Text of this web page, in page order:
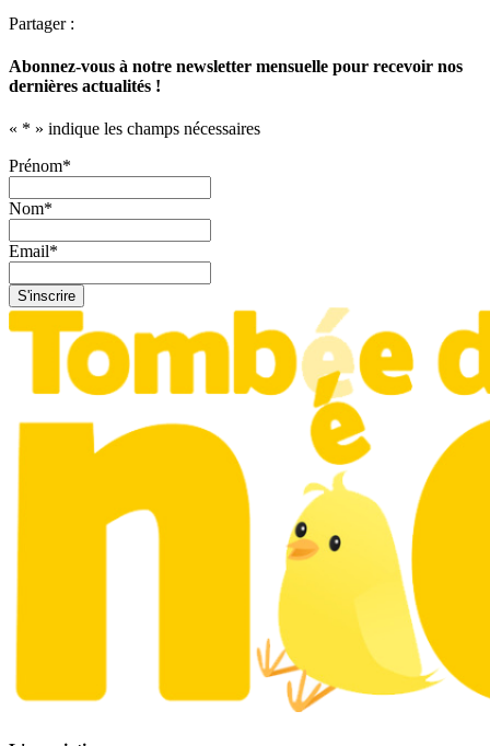
Partager :
Abonnez-vous à notre newsletter mensuelle pour recevoir nos
dernières actualités !
« * » indique les champs nécessaires
Prénom*
Nom*
Email*
S'inscrire